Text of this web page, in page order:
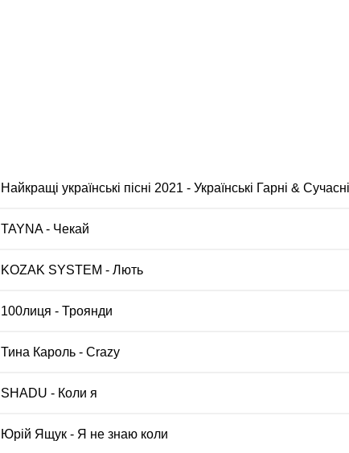
Найкращі українські пісні 2021 - Українські Гарні & Сучасні
TAYNA - Чекай
KOZAK SYSTEM - Лють
100лиця - Троянди
Тина Кароль - Crazy
SHADU - Коли я
Юрій Ящук - Я не знаю коли